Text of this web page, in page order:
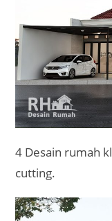
4 Desain rumah
cutting.